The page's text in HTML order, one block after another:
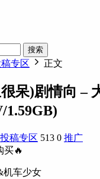
搜索
专区 正文
呆)剧情向 –
1.59GB)
投稿专区 513 0 推广
买🔥
机车少女